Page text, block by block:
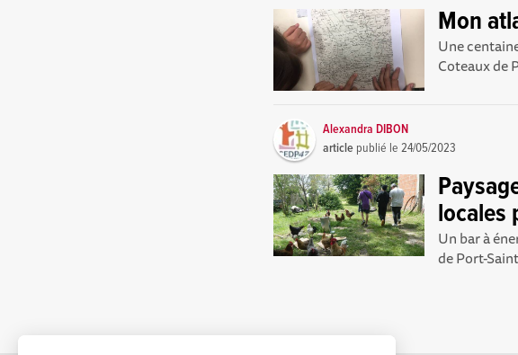
Mon
Une
Coteaux de
Alexandra DIBON
article publié le24/05/2023
locales
Un bar à
de Port-